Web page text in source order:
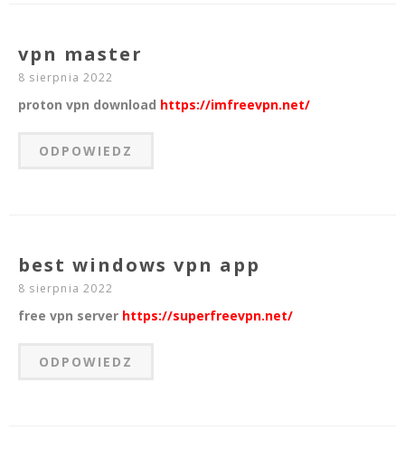
vpn master
8 sierpnia 2022
proton vpn download https://imfreevpn.net/
ODPOWIEDZ
best windows vpn app
8 sierpnia 2022
free vpn server https://superfreevpn.net/
ODPOWIEDZ